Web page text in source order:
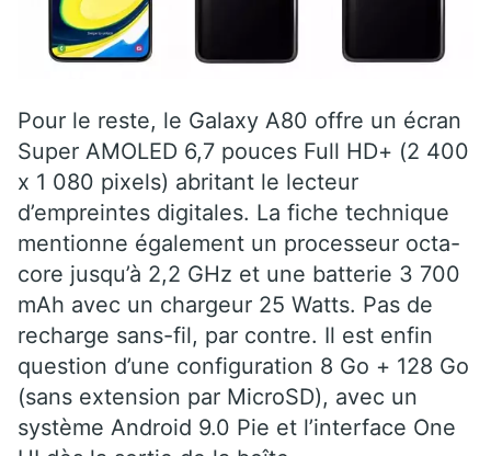
Pour le reste, le Galaxy A80 offre un écran
Super AMOLED 6,7 pouces Full HD+ (2 400
x 1 080 pixels) abritant le lecteur
d’empreintes digitales. La fiche technique
mentionne également un processeur octa-
core jusqu’à 2,2 GHz et une batterie 3 700
mAh avec un chargeur 25 Watts. Pas de
recharge sans-fil, par contre. Il est enfin
question d’une configuration 8 Go + 128 Go
(sans extension par MicroSD), avec un
système Android 9.0 Pie et l’interface One